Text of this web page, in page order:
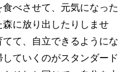
べさせて、元気になった
に放り出したりしませ
て、自立できるようにな
ていくのがスタンダード